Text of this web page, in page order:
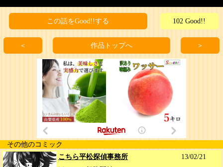
この話をGood!!する 102 Good!!
＜ 作品トップへ ＞
その他のコミック
こちら平松探偵事務所
13/02/21